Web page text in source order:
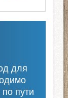
для
пути